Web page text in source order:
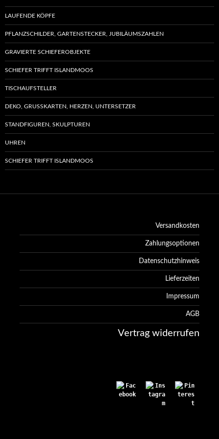
LAUFENDE KÖPFE
PFLANZSCHILDER, GARTENSTECKER, JUBILÄUMSZAHLEN
GRAVIERTE SCHIEFEROBJEKTE
SCHIEFER TRIFFT ISLANDMOOS
TISCHAUFSTELLER
DEKO, GRUSSKARTEN, HERZEN, UNTERSETZER
STANDFIGUREN, SKULPTUREN
UHREN
SCHIEFER TRIFFT ISLANDMOOS
Versandkosten
Zahlungsoptionen
Datenschutzhinweis
Lieferzeiten
Impressum
AGB
Vertrag widerrufen